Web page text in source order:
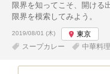
限界を知ってこそ、開ける
限界を模索してみよう。
投稿日:
2019/08/01 (木)
東京
スープカレー
中華料理